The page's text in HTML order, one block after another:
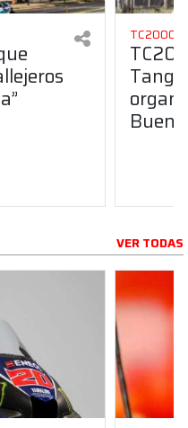
TC2000
VER TODAS